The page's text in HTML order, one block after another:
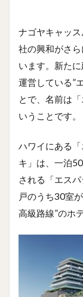
ナゴヤキャッ
社の興和がさ
います。新た
運営している”
とで、名前は
いうことです。
ハワイにある
キ」は、一泊
される「エス
戸のうち30室
高級路線”のホ